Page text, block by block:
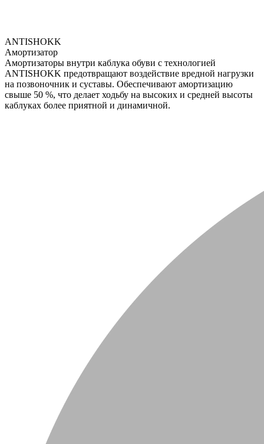
ANTISHOKK
Амортизатор
Амортизаторы внутри каблука обуви с технологией
ANTISHOKK предотвращают воздействие вредной нагрузки
на позвоночник и суставы. Обеспечивают амортизацию
свыше 50 %, что делает ходьбу на высоких и средней высоты
каблуках более приятной и динамичной.